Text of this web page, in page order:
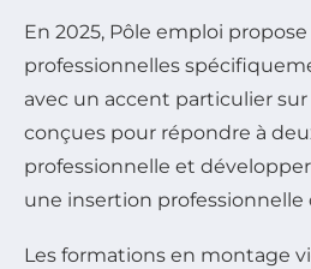
En 2025, Pôle emploi
professionnelles
avec un accent particulier
conçues pour répondre à
professionnelle et
une insertion professionnelle
Les formations en montage